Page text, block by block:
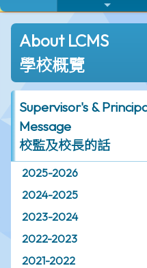
About LCMS
學校概覽
Supervisor's &
Message
校監及校長的話
2025-2026
2024-2025
2023-2024
2022-2023
2021-2022